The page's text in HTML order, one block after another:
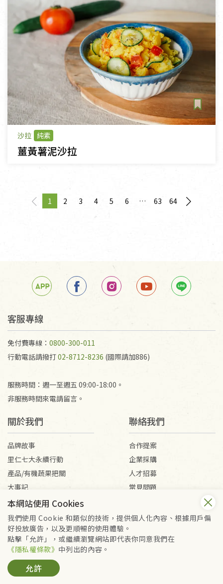
沙拉 純素
薑黃薯泥沙拉
pageYou're on page
1 2 3 4 5 6 63 64
page
客服專線
免付費專線： 0800-300-011
行動電話請撥打02-8712-8236 (國際請加886)
服務時間：週一至週五 09:00-18:00。
非服務時間來電請留言。
關於我們
品牌故事
里仁七大永續行動
產品/有機蔬果把關
大事記
媒體報導
聯絡我們
合作提案
企業採購
人才招募
常見問題
會員服務條款
隱私權政策
Copyright © 2026 里仁事業股份有限公司(統編：16301262) /
里仁網購股份有限公司(統編：25149752)
本網站使用 Cookies
我們使用 Cookie 和類似的技術，提供個人化內容、根據用戶偏
好投放廣告，以及更順暢的使用體驗。
點擊「允許」，或繼續瀏覽網站即代表你同意我們在
《隱私權條款》 中列出的內容。
允許